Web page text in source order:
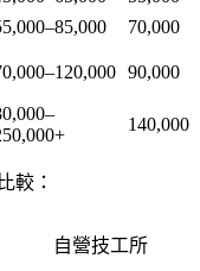
70,000
90,000
140,000
較：
自營技工所